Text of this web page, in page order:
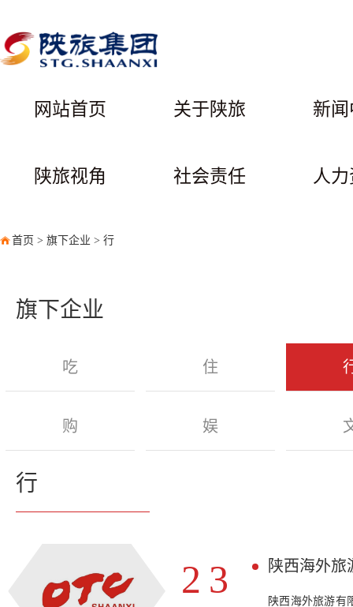
网站首页 关于陕旅 新
陕旅视角 社会责任 人
首页 > 旗下企业 > 行
旗下企业
吃 住
购 娱
行
23 陕西海外旅
陕西海外旅游有